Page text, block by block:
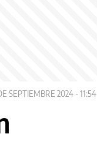
SEPTIEMBRE 2024 - 11:54